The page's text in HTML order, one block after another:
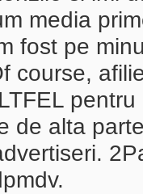
media
fost pe
course,
de alta